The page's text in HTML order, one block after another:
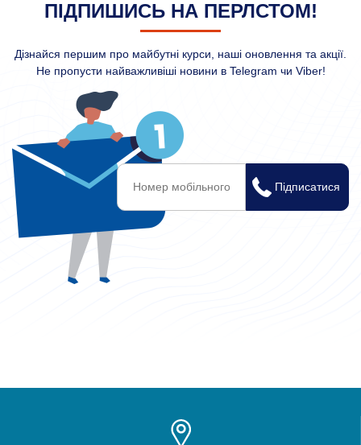
ПІДПИШИСЬ НА ПЕРЛСТОМ!
Дізнайся першим про майбутні курси, наші оновлення та акції.
Не пропусти найважливіші новини в Telegram чи Viber!